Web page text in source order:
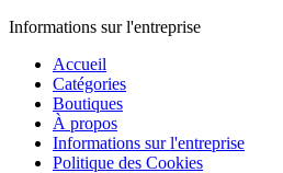
Informations sur l'entreprise
Accueil
Catégories
Boutiques
À propos
Informations sur l'entreprise
Politique des Cookies